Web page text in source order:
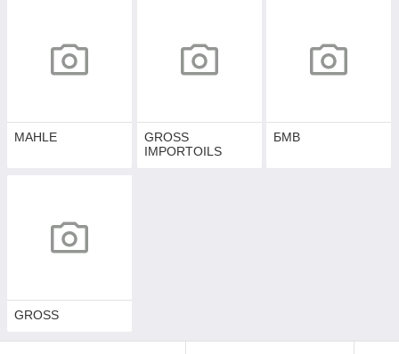
MAHLE
GROSS
IMPORTOILS
БМВ
GROSS